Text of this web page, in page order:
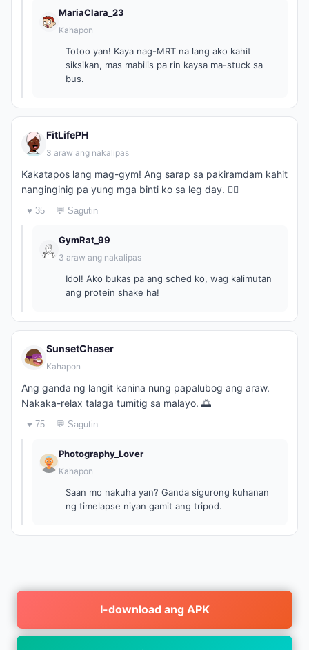
MariaClara_23
Kahapon
Totoo yan! Kaya nag-MRT na lang ako kahit
siksikan, mas mabilis pa rin kaysa ma-stuck sa
bus.
FitLifePH
3 araw ang nakalipas
Kakatapos lang mag-gym! Ang sarap sa pakiramdam kahit
nanginginig pa yung mga binti ko sa leg day. 🏋️‍♂️
♥ 35 💬 Sagutin
GymRat_99
3 araw ang nakalipas
Idol! Ako bukas pa ang sched ko, wag kalimutan
ang protein shake ha!
SunsetChaser
Kahapon
Ang ganda ng langit kanina nung papalubog ang araw.
Nakaka-relax talaga tumitig sa malayo. 🌅
♥ 75 💬 Sagutin
Photography_Lover
Kahapon
Saan mo nakuha yan? Ganda sigurong kuhanan
ng timelapse niyan gamit ang tripod.
I-download ang APK